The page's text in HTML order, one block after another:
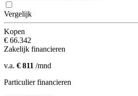
Vergelijk
Kopen
€ 66.342
Zakelijk financieren
v.a. € 811 /mnd
Particulier financieren